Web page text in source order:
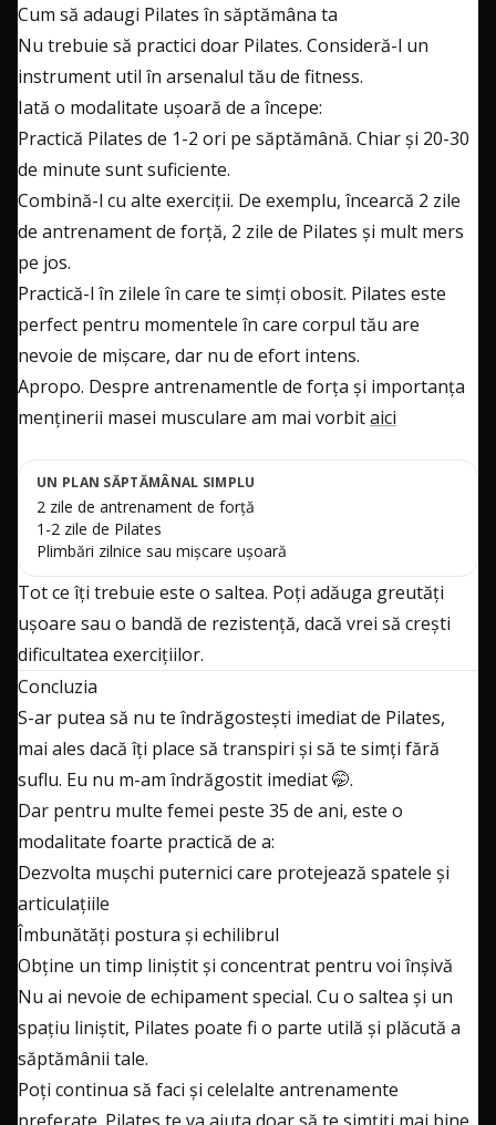
Cum să adaugi Pilates în săptămâna ta
Nu trebuie să practici doar Pilates. Consideră-l un
instrument util în arsenalul tău de fitness.
Iată o modalitate ușoară de a începe:
Practică Pilates de 1-2 ori pe săptămână. Chiar și 20-30
de minute sunt suficiente.
Combină-l cu alte exerciții. De exemplu, încearcă 2 zile
de antrenament de forță, 2 zile de Pilates și mult mers
pe jos.
Practică-l în zilele în care te simți obosit. Pilates este
perfect pentru momentele în care corpul tău are
nevoie de mișcare, dar nu de efort intens.
Apropo. Despre antrenamentle de forța și importanța
menținerii masei musculare am mai vorbitaici
UN PLAN SĂPTĂMÂNAL SIMPLU
2 zile de antrenament de forță
1-2 zile de Pilates
Plimbări zilnice sau mișcare ușoară
Tot ce îți trebuie este o saltea. Poți adăuga greutăți
ușoare sau o bandă de rezistență, dacă vrei să crești
dificultatea exercițiilor.
Concluzia
S-ar putea să nu te îndrăgostești imediat de Pilates,
mai ales dacă îți place să transpiri și să te simți fără
suflu. Eu nu m-am îndrăgostit imediat 🤭.
Dar pentru multe femei peste 35 de ani, este o
modalitate foarte practică de a:
Dezvolta mușchi puternici care protejează spatele și
articulațiile
Îmbunătăți postura și echilibrul
Obține un timp liniștit și concentrat pentru voi înșivă
Nu ai nevoie de echipament special. Cu o saltea și un
spațiu liniștit, Pilates poate fi o parte utilă și plăcută a
săptămânii tale.
Poți continua să faci și celelalte antrenamente